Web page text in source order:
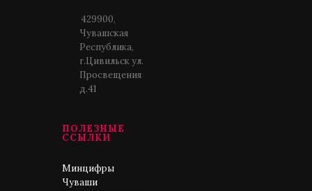
429900,
Чувашская
Республика,
г.Цивильск ул.
Просвещения
д.41
ПОЛЕЗНЫЕ
ССЫЛКИ
Минцифры
Чуваши